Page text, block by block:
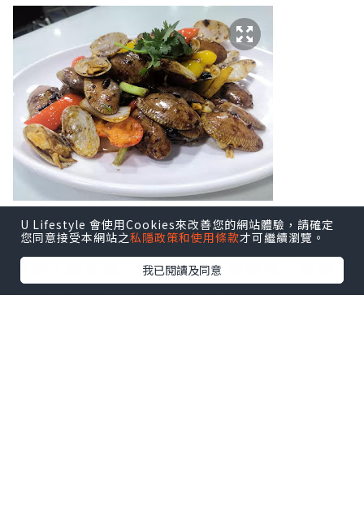
豉椒炒蜆
值得一讚係吐沙得非常乾淨，一粒沙都食
唔到！鮮甜彈牙嘅蜆肉配上豉椒味，無論
當飯前小食或送飯都一流！
U Lifestyle 會使用Cookies來改善您的網站體驗，請確定
您同意接受本網站之私隱政策和使用條款才可繼續瀏覽。
我已閱讀及同意